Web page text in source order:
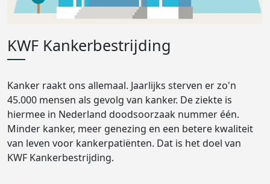
KWF Kankerbestrijding
Kanker raakt ons allemaal. Jaarlijks sterven er zo'n
45.000 mensen als gevolg van kanker. De ziekte is
hiermee in Nederland doodsoorzaak nummer één.
Minder kanker, meer genezing en een betere kwaliteit
van leven voor kankerpatiënten. Dat is het doel van
KWF Kankerbestrijding.